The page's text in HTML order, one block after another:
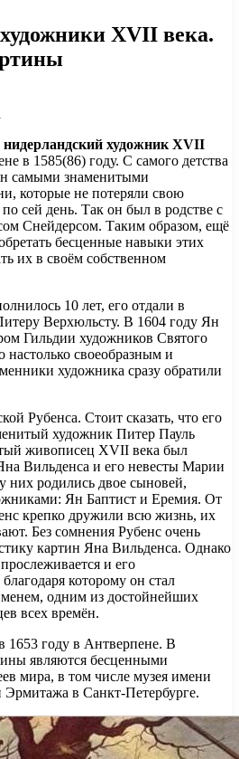
XVII века.
нидерландский художник XVII
в 1585(86) году. С самого детства
самыми знаменитыми
которые не потеряли свою
сей день. Так он был в родстве с
Снейдерсом. Таким образом, ещё
бесценные навыки этих
их в своём собственном
10 лет, его отдали в
Верхюльсту. В 1604 году Ян
Гильдии художников Святого
своеобразным и
художника сразу обратили
Рубенса. Стоит сказать, что его
художник Питер Пауль
живописец XVII века был
Вильденса и его невесты Марии
них родились двое сыновей,
Ян Баптист и Еремия. От
крепко дружили всю жизнь, их
Без сомнения Рубенс очень
картин Яна Вильденса. Однако
и его
которому он стал
одним из достойнейших
всех времён.
1653 году в Антверпене. В
являются бесценными
мира, в том числе музея имени
в Санкт-Петербурге.